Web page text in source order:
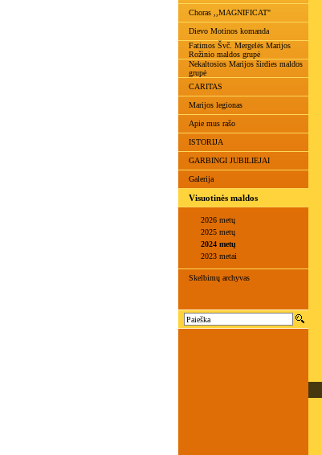
Choras ,,MAGNIFICAT"
Dievo Motinos komanda
Fatimos Švč. Mergelės Marijos
Rožinio maldos grupė
Nekaltosios Marijos širdies maldos
grupė
CARITAS
Marijos legionas
Apie mus rašo
ISTORIJA
GARBINGI JUBILIEJAI
Galerija
Visuotinės maldos
2026 metų
2025 metų
2024 metų
2023 metai
Skelbimų archyvas